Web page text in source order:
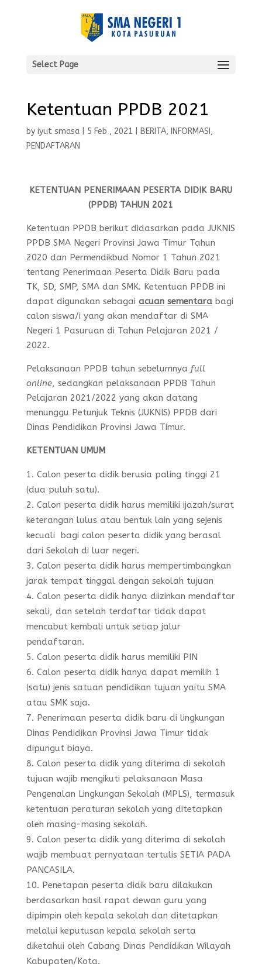
Select Page
Ketentuan PPDB 2021
by iyut smasa| 5 Feb , 2021 BERITA, INFORMASI ,
PENDAFTARAN
KETENTUAN PENERIMAAN PESERTA DIDIK BARU
(PPDB) TAHUN 2021
Ketentuan PPDB berikut didasarkan pada JUKNIS
PPDB SMA Negeri Provinsi Jawa Timur Tahun
2020 dan Permendikbud Nomor 1 Tahun 2021
tentang Penerimaan Peserta Didik Baru pada
TK, SD, SMP, SMA dan SMK. Ketentuan PPDB ini
dapat digunakan sebagai acuan sementara bagi
calon siswa/i yang akan mendaftar di SMA
Negeri 1 Pasuruan di Tahun Pelajaran 2021 /
2022.
Pelaksanaan PPDB tahun sebelumnya full
online, sedangkan pelaksanaan PPDB Tahun
Pelajaran 2021/2022 yang akan datang
menunggu Petunjuk Teknis (JUKNIS) PPDB dari
Dinas Pendidikan Provinsi Jawa Timur.
KETENTUAN UMUM
Calon peserta didik berusia paling tinggi 21
(dua puluh satu).
Calon peserta didik harus memiliki ijazah/surat
keterangan lulus atau bentuk lain yang sejenis
kecuali bagi calon peserta didik yang berasal
dari Sekolah di luar negeri.
Calon peserta didik harus mempertimbangkan
jarak tempat tinggal dengan sekolah tujuan
Calon peserta didik hanya diizinkan mendaftar
sekali, dan setelah terdaftar tidak dapat
mencabut kembali untuk setiap jalur
pendaftaran.
Calon peserta didik harus memiliki PIN
Calon peserta didik hanya dapat memilih 1
(satu) jenis satuan pendidikan tujuan yaitu SMA
atau SMK saja.
Penerimaan peserta didik baru di lingkungan
Dinas Pendidikan Provinsi Jawa Timur tidak
dipungut biaya.
Calon peserta didik yang diterima di sekolah
tujuan wajib mengikuti pelaksanaan Masa
Pengenalan Lingkungan Sekolah (MPLS), termasuk
ketentuan peraturan sekolah yang ditetapkan
oleh masing-masing sekolah.
Calon peserta didik yang diterima di sekolah
wajib membuat pernyataan tertulis SETIA PADA
PANCASILA.
Penetapan peserta didik baru dilakukan
berdasarkan hasil rapat dewan guru yang
dipimpin oleh kepala sekolah dan ditetapkan
melalui keputusan kepala sekolah serta
diketahui oleh Cabang Dinas Pendidikan Wilayah
Kabupaten/Kota.